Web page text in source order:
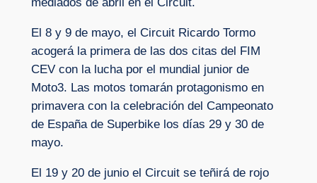
El 8 y 9 de mayo, el Circuit Ricardo Tormo
acogerá la primera de las dos citas del FIM
CEV con la lucha por el mundial junior de
Moto3. Las motos tomarán protagonismo en
primavera con la celebración del Campeonato
de España de Superbike los días 29 y 30 de
mayo.
El 19 y 20 de junio el Circuit se teñirá de rojo